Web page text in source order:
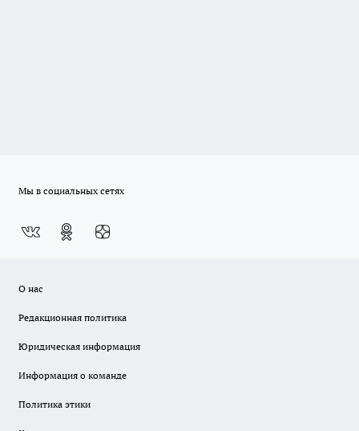
Мы в социальных сетях
О нас
Редакционная политика
Юридическая информация
Информация о команде
Политика этики